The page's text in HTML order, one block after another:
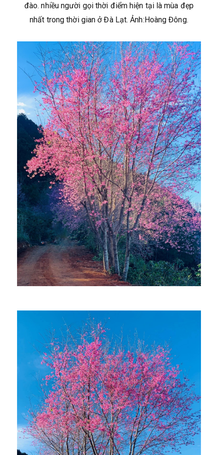
đào. nhiều người gọi thời điểm hiện tại là mùa đẹp
nhất trong thời gian ở Đà Lạt. Ảnh:Hoàng Đông.